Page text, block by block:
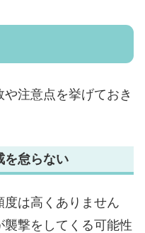
注意点を挙げておき
を怠らない
は高くありません
撃をしてくる可能性